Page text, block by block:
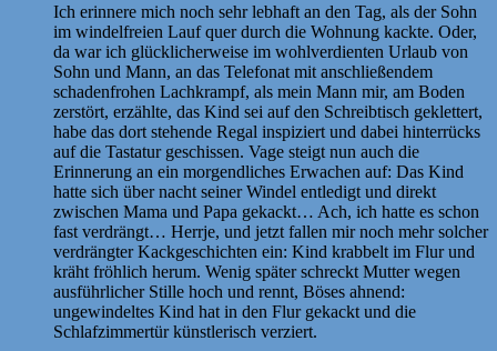
Ich erinnere mich noch sehr lebhaft an den Tag, als der Sohn
im windelfreien Lauf quer durch die Wohnung kackte. Oder,
da war ich glücklicherweise im wohlverdienten Urlaub von
Sohn und Mann, an das Telefonat mit anschließendem
schadenfrohen Lachkrampf, als mein Mann mir, am Boden
zerstört, erzählte, das Kind sei auf den Schreibtisch geklettert,
habe das dort stehende Regal inspiziert und dabei hinterrücks
auf die Tastatur geschissen. Vage steigt nun auch die
Erinnerung an ein morgendliches Erwachen auf: Das Kind
hatte sich über nacht seiner Windel entledigt und direkt
zwischen Mama und Papa gekackt… Ach, ich hatte es schon
fast verdrängt… Herrje, und jetzt fallen mir noch mehr solcher
verdrängter Kackgeschichten ein: Kind krabbelt im Flur und
kräht fröhlich herum. Wenig später schreckt Mutter wegen
ausführlicher Stille hoch und rennt, Böses ahnend:
ungewindeltes Kind hat in den Flur gekackt und die
Schlafzimmertür künstlerisch verziert.